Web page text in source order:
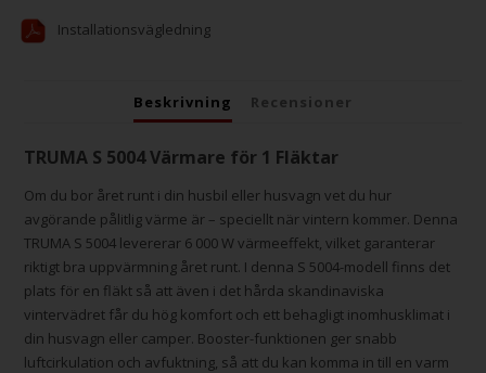
Installationsvägledning
Beskrivning Recensioner
TRUMA S 5004 Värmare för 1 Fläktar
Om du bor året runt i din husbil eller husvagn vet du hur
avgörande pålitlig värme är – speciellt när vintern kommer. Denna
TRUMA S 5004 levererar 6 000 W värmeeffekt, vilket garanterar
riktigt bra uppvärmning året runt. I denna S 5004-modell finns det
plats för en fläkt så att även i det hårda skandinaviska
vintervädret får du hög komfort och ett behagligt inomhusklimat i
din husvagn eller camper. Booster-funktionen ger snabb
luftcirkulation och avfuktning, så att du kan komma in till en varm